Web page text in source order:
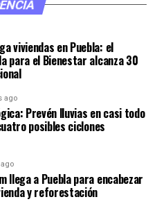
viviendas en Puebla: el
para el Bienestar alcanza 30
ago
Prevén lluvias en casi todo
posibles ciclones
llega a Puebla para encabezar
y reforestación